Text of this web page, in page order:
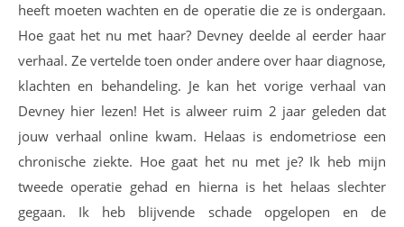
heeft moeten wachten en de operatie die ze is ondergaan.
Hoe gaat het nu met haar? Devney deelde al eerder haar
verhaal. Ze vertelde toen onder andere over haar diagnose,
klachten en behandeling. Je kan het vorige verhaal van
Devney hier lezen! Het is alweer ruim 2 jaar geleden dat
jouw verhaal online kwam. Helaas is endometriose een
chronische ziekte. Hoe gaat het nu met je? Ik heb mijn
tweede operatie gehad en hierna is het helaas slechter
gegaan. Ik heb blijvende schade opgelopen en de